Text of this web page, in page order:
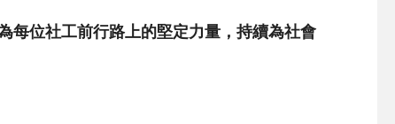
每位社工前行路上的堅定力量，持續為社會